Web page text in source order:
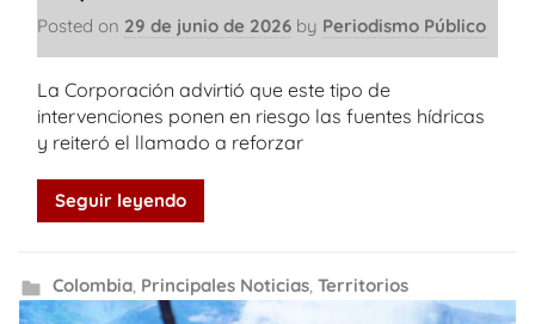
Posted on 29 de junio de 2026 by Periodismo Público
La Corporación advirtió que este tipo de
intervenciones ponen en riesgo las fuentes hídricas
y reiteró el llamado a reforzar
Seguir leyendo
Colombia, Principales Noticias, Territorios